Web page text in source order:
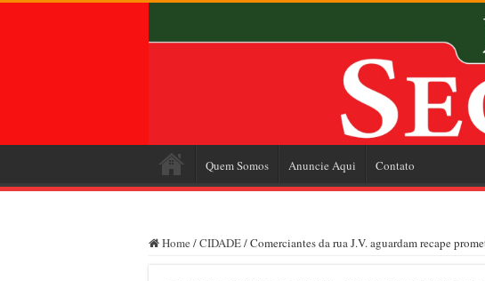
Quem Somos Anuncie Aqui Contato
Home /CIDADE/Comerciantes da rua J.V. aguardam recape